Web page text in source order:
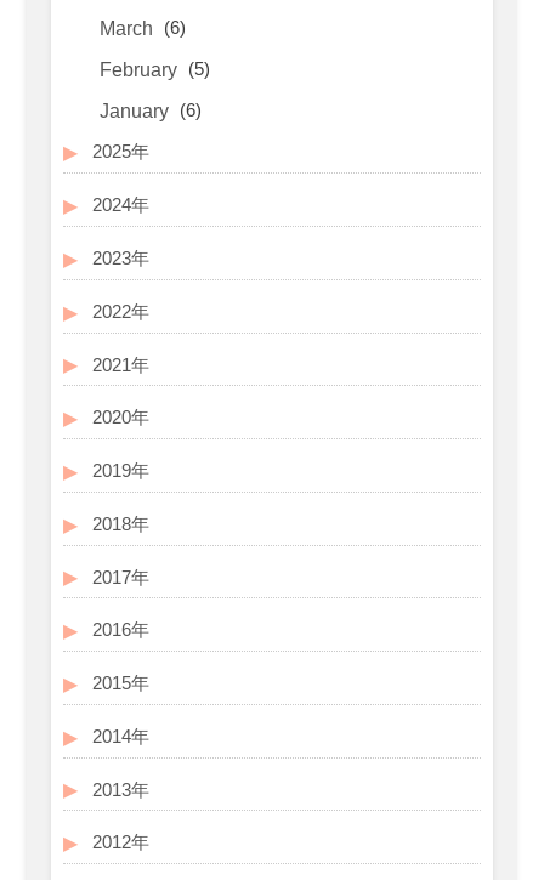
March (6)
February (5)
January (6)
2025年
2024年
2023年
2022年
2021年
2020年
2019年
2018年
2017年
2016年
2015年
2014年
2013年
2012年